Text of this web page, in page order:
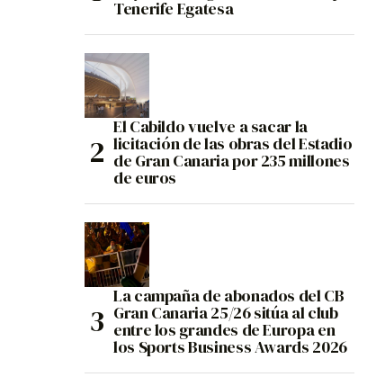
Tenerife Egatesa
El Cabildo vuelve a sacar la
licitación de las obras del Estadio
de Gran Canaria por 235 millones
de euros
La campaña de abonados del CB
Gran Canaria 25/26 sitúa al club
entre los grandes de Europa en
los Sports Business Awards 2026